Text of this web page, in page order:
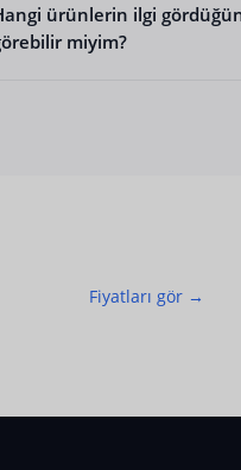
ürünlerin ilgi
miyim?
Fiyatları gör →